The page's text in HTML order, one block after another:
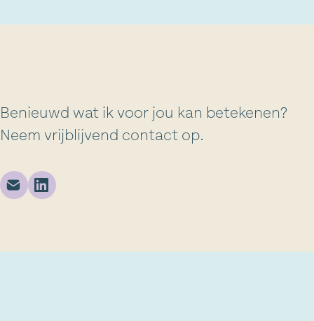
Benieuwd wat ik voor jou kan betekenen?
Neem vrijblijvend contact op.